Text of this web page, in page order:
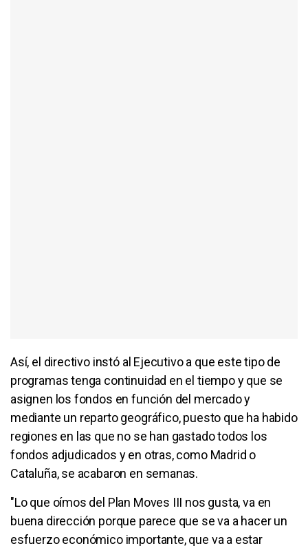
Así, el directivo instó al Ejecutivo a que este tipo de
programas tenga continuidad en el tiempo y que se
asignen los fondos en función del mercado y
mediante un reparto geográfico, puesto que ha habido
regiones en las que no se han gastado todos los
fondos adjudicados y en otras, como Madrid o
Cataluña, se acabaron en semanas.
"Lo que oímos del Plan Moves III nos gusta, va en
buena dirección porque parece que se va a hacer un
esfuerzo económico importante, que va a estar